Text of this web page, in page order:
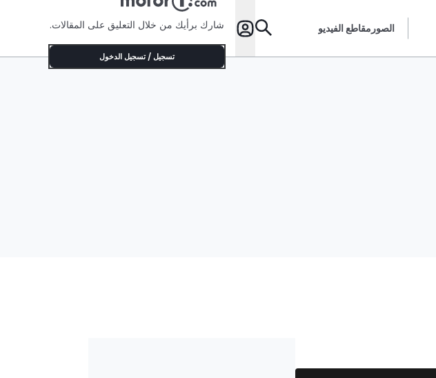
الصور مقاطع الفيديو شارك برأيك من خلال التعليق على المقالات.
تسجيل / تسجيل الدخول